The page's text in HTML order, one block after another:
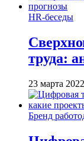
HR-беседы
труда:
23 марта 2022
Бренд